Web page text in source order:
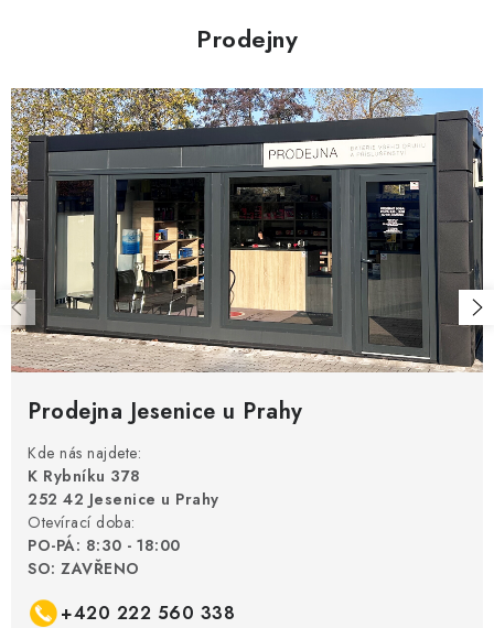
Prodejny
Prodejna Jesenice u Prahy
Kde nás najdete:
K Rybníku 378
252 42 Jesenice u Prahy
Otevírací doba:
PO-PÁ: 8:30 - 18:00
SO: ZAVŘENO
+420 222 560 338